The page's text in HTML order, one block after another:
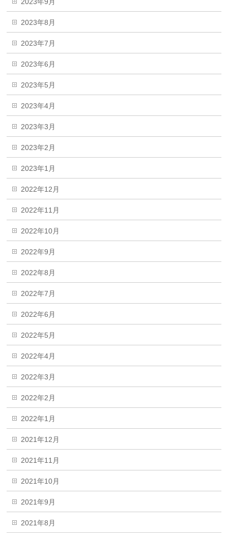
2023年8月
2023年7月
2023年6月
2023年5月
2023年4月
2023年3月
2023年2月
2023年1月
2022年12月
2022年11月
2022年10月
2022年9月
2022年8月
2022年7月
2022年6月
2022年5月
2022年4月
2022年3月
2022年2月
2022年1月
2021年12月
2021年11月
2021年10月
2021年9月
2021年8月